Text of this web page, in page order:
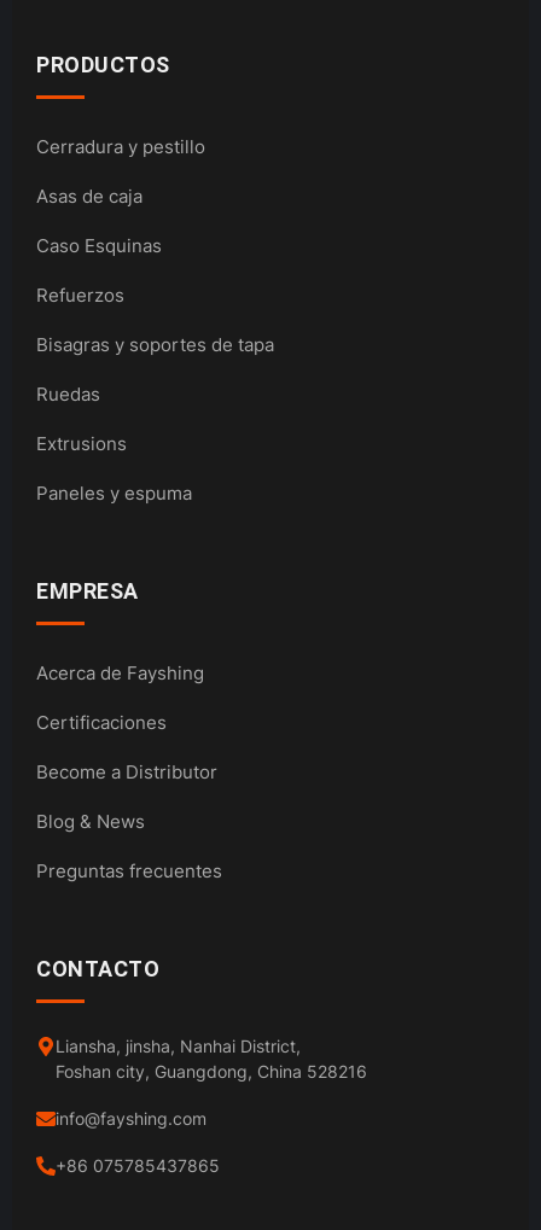
PRODUCTOS
Cerradura y pestillo
Asas de caja
Caso Esquinas
Refuerzos
Bisagras y soportes de tapa
Ruedas
Extrusions
Paneles y espuma
EMPRESA
Acerca de Fayshing
Certificaciones
Become a Distributor
Blog & News
Preguntas frecuentes
CONTACTO
Liansha, jinsha, Nanhai District,
Foshan city, Guangdong, China 528216
info@fayshing.com
+86 075785437865